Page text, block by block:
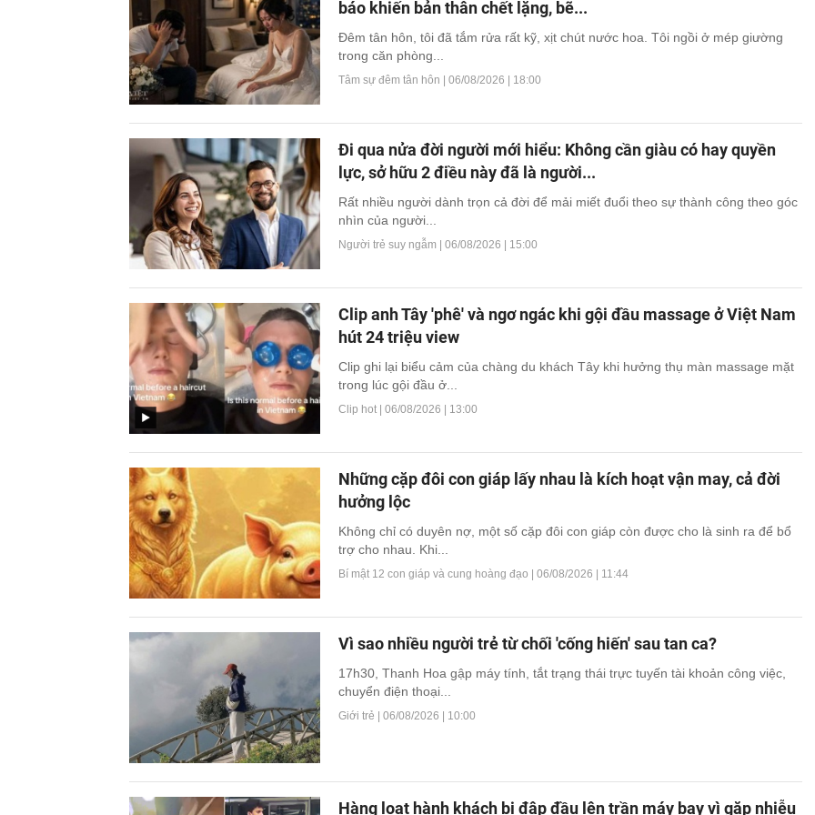
báo khiến bản thân chết lặng, bẽ...
Đêm tân hôn, tôi đã tắm rửa rất kỹ, xịt chút nước hoa. Tôi ngồi ở mép giường
trong căn phòng...
Tâm sự đêm tân hôn | 06/08/2026 | 18:00
Đi qua nửa đời người mới hiểu: Không cần giàu có hay quyền
lực, sở hữu 2 điều này đã là người...
Rất nhiều người dành trọn cả đời để mải miết đuổi theo sự thành công theo góc
nhìn của người...
Người trẻ suy ngẫm | 06/08/2026 | 15:00
Clip anh Tây 'phê' và ngơ ngác khi gội đầu massage ở Việt Nam
hút 24 triệu view
Clip ghi lại biểu cảm của chàng du khách Tây khi hưởng thụ màn massage mặt
trong lúc gội đầu ở...
Clip hot | 06/08/2026 | 13:00
Những cặp đôi con giáp lấy nhau là kích hoạt vận may, cả đời
hưởng lộc
Không chỉ có duyên nợ, một số cặp đôi con giáp còn được cho là sinh ra để bổ
trợ cho nhau. Khi...
Bí mật 12 con giáp và cung hoàng đạo | 06/08/2026 | 11:44
Vì sao nhiều người trẻ từ chối 'cống hiến' sau tan ca?
17h30, Thanh Hoa gập máy tính, tắt trạng thái trực tuyến tài khoản công việc,
chuyển điện thoại...
Giới trẻ | 06/08/2026 | 10:00
Hàng loạt hành khách bị đập đầu lên trần máy bay vì gặp nhiễu